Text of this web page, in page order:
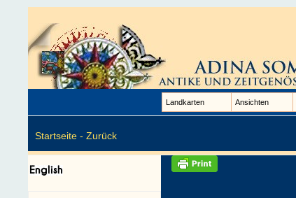
Landkarten Ansichten
Startseite - Zurück